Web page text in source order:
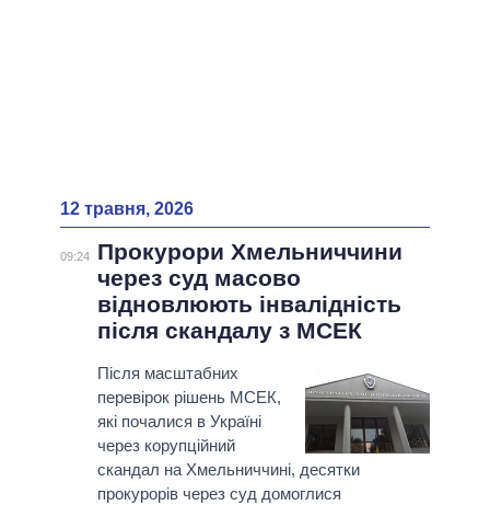
12 травня, 2026
09:24
Прокурори Хмельниччини
через суд масово
відновлюють інвалідність
після скандалу з МСЕК
Після масштабних
перевірок рішень МСЕК,
які почалися в Україні
через корупційний
скандал на Хмельниччині, десятки
прокурорів через суд домоглися